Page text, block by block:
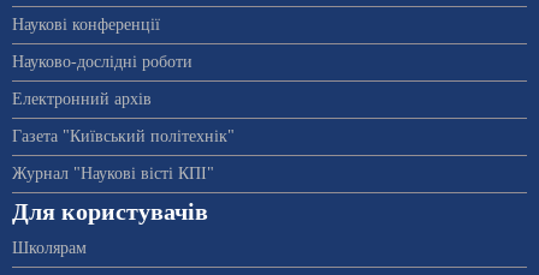
Наукові конференції
Науково-дослідні роботи
Електронний архів
Газета "Київський політехнік"
Журнал "Наукові вісті КПІ"
Для користувачів
Школярам